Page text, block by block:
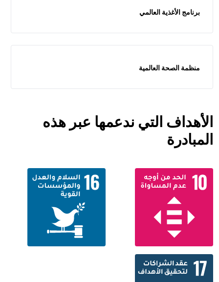
برنامج الأغذية العالمي
منظمة الصحة العالمية
الأهداف التي ندعمها عبر هذه
المبادرة